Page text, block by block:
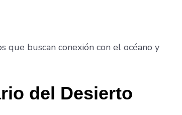
que buscan conexión con el océano y
del Desierto